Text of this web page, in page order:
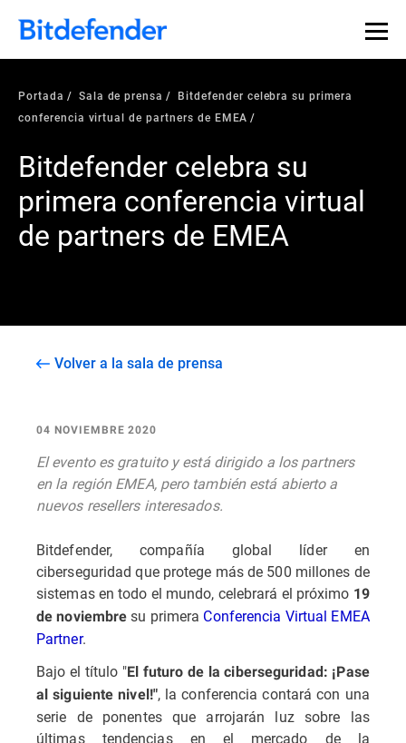
Portada Sala de prensa
Bitdefender celebra su primera
conferencia virtual de partners de EMEA
Bitdefender celebra su
primera conferencia virtual
de partners de EMEA
Volver a la sala de prensa
04 NOVIEMBRE 2020
El evento es gratuito y está dirigido a los partners
en la región EMEA, pero también está abierto a
nuevos resellers interesados.
Bitdefender, compañía global líder en
ciberseguridad que protege más de 500 millones de
sistemas en todo el mundo, celebrará el próximo 19
de noviembre su primera Conferencia Virtual EMEA
Partner.
Bajo el título "El futuro de la ciberseguridad: ¡Pase
al siguiente nivel!", la conferencia contará con una
serie de ponentes que arrojarán luz sobre las
últimas tendencias en el mercado de la